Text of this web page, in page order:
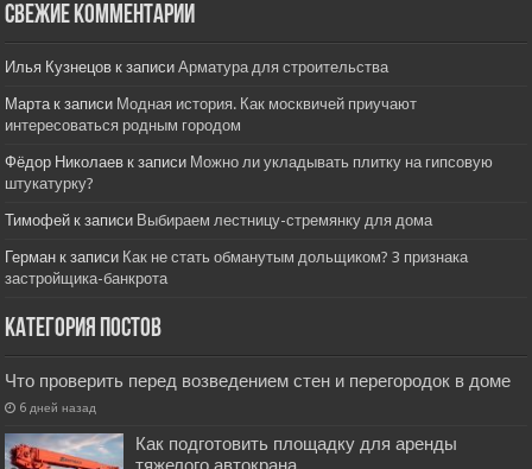
Свежие комментарии
Илья Кузнецов к записиАрматура для строительства
Марта к записи Модная история. Как москвичей приучают
интересоваться родным городом
Фёдор Николаев к записи Можно ли укладывать плитку на гипсовую
штукатурку?
Тимофей к записи Выбираем лестницу-стремянку для дома
Герман к записи Как не стать обманутым дольщиком? 3 признака
застройщика-банкрота
Категория постов
Что проверить перед возведением стен и перегородок в доме
6 дней назад
Как подготовить площадку для аренды